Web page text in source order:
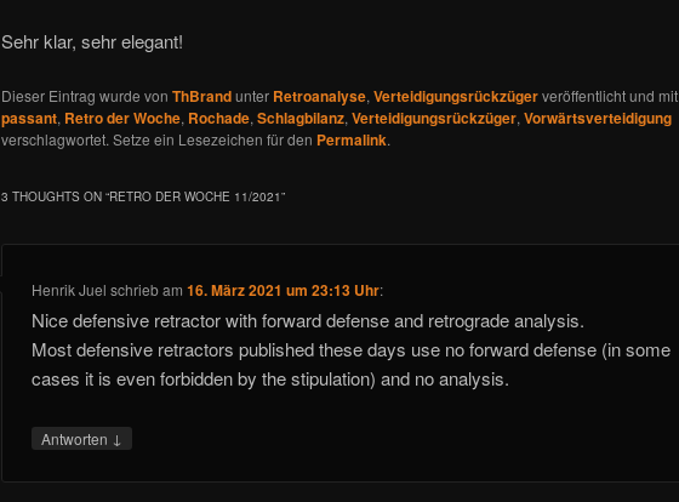
Sehr klar, sehr elegant!
Dieser Eintrag wurde von ThBrandunter Retroanalyse,Verteidigungsrückzügerveröffentlicht und mit
passant, Retro der Woche, Rochade,Schlagbilanz,Verteidigungsrückzüger,Vorwärtsverteidigung
verschlagwortet. Setze ein Lesezeichen für den Permalink.
3 THOUGHTS ON “RETRO DER WOCHE 11/2021”
Henrik Juel schriebam16. März 2021 um 23:13 Uhr:
Nice defensive retractor with forward defense and retrograde analysis.
Most defensive retractors published these days use no forward defense (in some
cases it is even forbidden by the stipulation) and no analysis.
Antworten ↓